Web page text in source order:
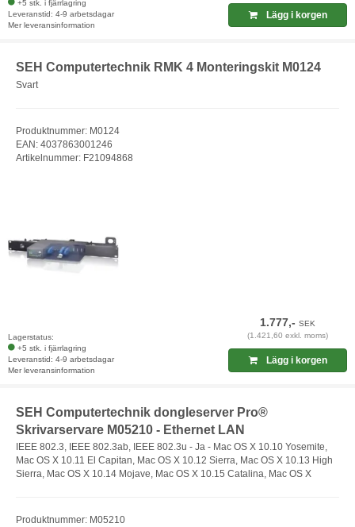
+5 stk. i fjärrlagring
Leveranstid: 4-9 arbetsdagar
Mer leveransinformation
Lägg i korgen
SEH Computertechnik RMK 4 Monteringskit M0124
Svart
Produktnummer: M0124
EAN: 4037863001246
Artikelnummer: F21094868
Lagerstatus:
+5 stk. i fjärrlagring
Leveranstid: 4-9 arbetsdagar
Mer leveransinformation
1.777,-SEK
(1.421,60 exkl. moms)
Lägg i korgen
SEH Computertechnik dongleserver Pro®
Skrivarservare M05210 - Ethernet LAN
IEEE 802.3, IEEE 802.3ab, IEEE 802.3u - Ja - Mac OS X 10.10 Yosemite,
Mac OS X 10.11 El Capitan, Mac OS X 10.12 Sierra, Mac OS X 10.13 High
Sierra, Mac OS X 10.14 Mojave, Mac OS X 10.15 Catalina, Mac OS X
Produktnummer: M05210